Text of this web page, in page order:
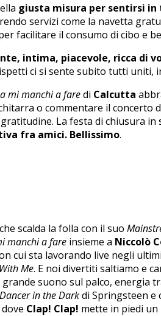
giusta misura per sentirsi
servizi come la navetta
facilitare il consumo di cibo e
intima, piacevole, ricca di
ci si sente subito tutti uniti,
mi manchi a faredi Calcutta
o commentare il concerto
La festa di chiusura
fra amici. Bellissimo.
scalda la folla con il suo
manchi a fare insieme a Niccolò
cui sta lavorando live negli
Me. E noi divertiti saltiamo e
suono sul palco, energia
Dancer in the Darkdi Springsteen e
Clap! Clap! mette in piedi un